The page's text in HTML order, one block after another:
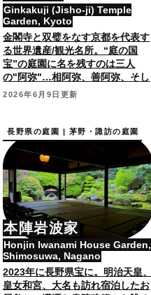
Ginkakuji (Jisho-ji) Temple
Garden, Kyoto
金閣寺と双璧をなす京都を代表す
る世界遺産/観光名所。“庭の国
宝”の庭園に名を残すのは三人
の"阿弥"…相阿弥、善阿弥、そし
て昭和の庭師・田中泰阿弥。
2026年6月9日更新
長野県の庭園 | 茅野・諏訪の庭園
本陣岩波家
Honjin Iwanami House Garden,
Shimosuwa, Nagano
2023年に長野県宝に。明治天皇、
皇女和宮、大名も訪れ宿泊したお